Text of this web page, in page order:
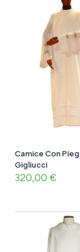
Camice Con
Gigliucci
320,00 €